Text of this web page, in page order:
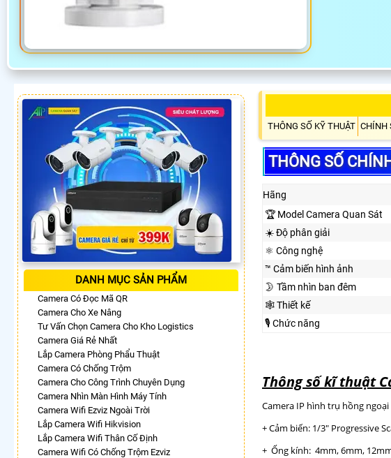
DANH MỤC SẢN PHẨM
Camera Có Đọc Mã QR
Camera Cho Xe Nâng
Tư Vấn Chọn Camera Cho Kho Logistics
Camera Giá Rẻ Nhất
Lắp Camera Phòng Phẩu Thuật
Camera Có Chống Trộm
Camera Cho Công Trình Chuyên Dụng
Camera Nhìn Màn Hình Máy Tính
Camera Wifi Ezviz Ngoài Trời
Lắp Camera Wifi Hikvision
Lắp Camera Wifi Thân Cố Định
Camera Wifi Có Chống Trộm Ezviz
THÔNG SỐ KỸ THUẬT CHÍNH
THÔNG SỐ
Hãng
🏆 Model Camera Quan Sát
☀️ Độ phân giải
⚛️ Công nghệ
™️ Cảm biến hình ảnh
🌛 Tầm nhìn ban đêm
🕸️ Thiết kế
🎙 Chức năng
Thông số kĩ thuật
Camera IP hình trụ hồng ngoại
+ Cảm biến: 1/3″ Progressive
+ Ống kính: 4mm, 6mm,